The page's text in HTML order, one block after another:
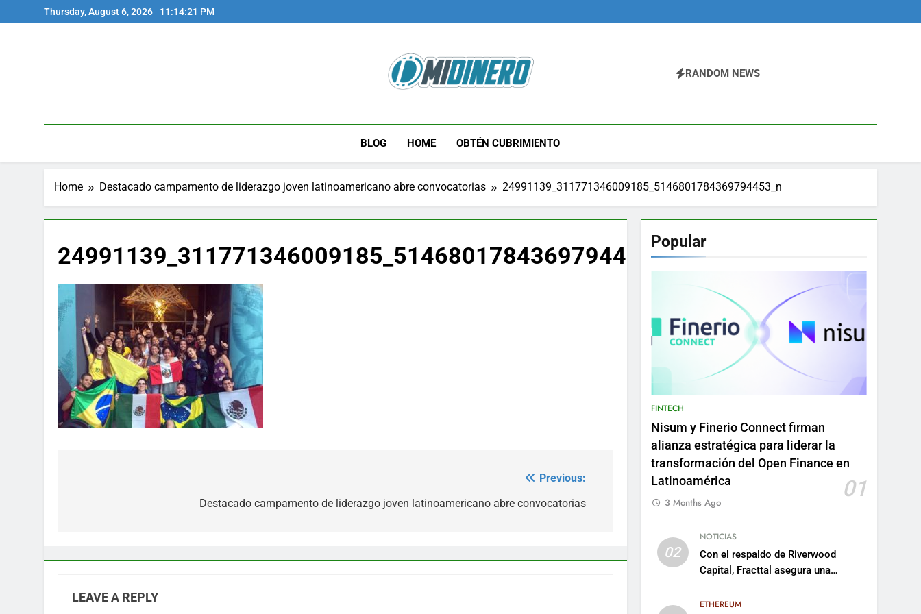
to
Thursday, August 6, 2026 11:14:21 PM
Midinero.co
RANDOM NEWS
BLOG HOME OBTÉN CUBRIMIENTO
Home Destacado campamento de liderazgo joven latinoamericano abre convocatorias 24991139_311771346009185_5146801784369794453_n
24991139_311771346009185_5146801784369794453_n
Previous:
Destacado campamento de liderazgo joven latinoamericano abre convocatorias
LEAVE A REPLY
Popular
FINTECH
Nisum y Finerio Connect firman
alianza estratégica para liderar la
transformación del Open Finance en
Latinoamérica
01
3 Months Ago
02
NOTICIAS
Con el respaldo de Riverwood
Capital, Fracttal asegura una
escalar su plataforma
ETHEREUM